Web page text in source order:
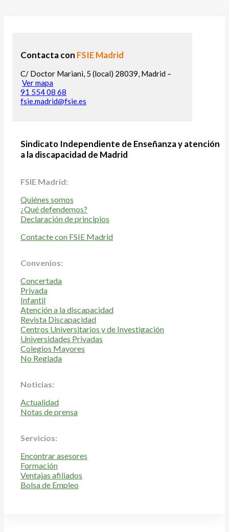
Contacta con FSIE Madrid
C/ Doctor Mariani, 5 (local) 28039, Madrid –
Ver mapa
91 554 08 68
fsie.madrid@fsie.es
Sindicato Independiente de Enseñanza y atención
a la discapacidad de Madrid
FSIE Madrid:
Quiénes somos
¿Qué defendemos?
Declaración de principios
Contacte con FSIE Madrid
Convenios:
Concertada
Privada
Infantil
Atención a la discapacidad
Revista Discapacidad
Centros Universitarios y de Investigación
Universidades Privadas
Colegios Mayores
No Reglada
Noticias:
Actualidad
Notas de prensa
Servicios:
Encontrar asesores
Formación
Ventajas afiliados
Bolsa de Empleo